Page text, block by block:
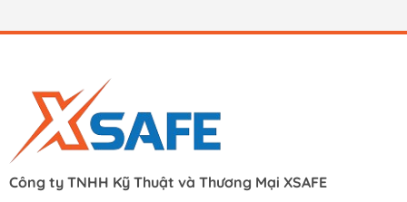
Công ty TNHH Kỹ Thuật và Thương Mại XSAFE